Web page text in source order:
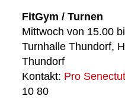
FitGym / Turnen
Mittwoch von 15.00
Turnhalle Thundorf,
Thundorf
Kontakt: Pro
10 80